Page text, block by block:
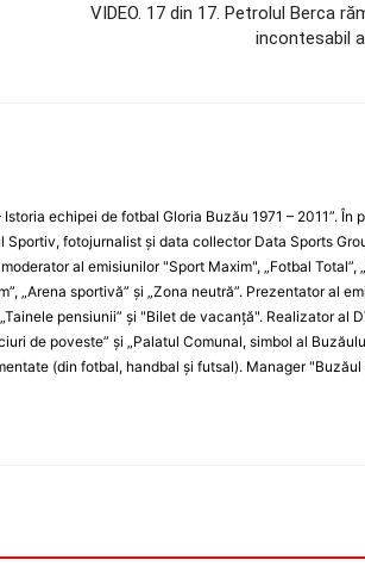
VIDEO. 17 din 17. Petrolul Berca
incontesabil
echipei de fotbal Gloria Buzău 1971 – 2011”. În
fotojurnalist şi data collector Data Sports
al emisiunilor "Sport Maxim", „Fotbal Total”,
„Arena sportivă” şi „Zona neutră”. Prezentator al
pensiunii” şi "Bilet de vacanţă". Realizator al
de poveste” şi „Palatul Comunal, simbol al
(din fotbal, handbal şi futsal). Manager "Buzăul